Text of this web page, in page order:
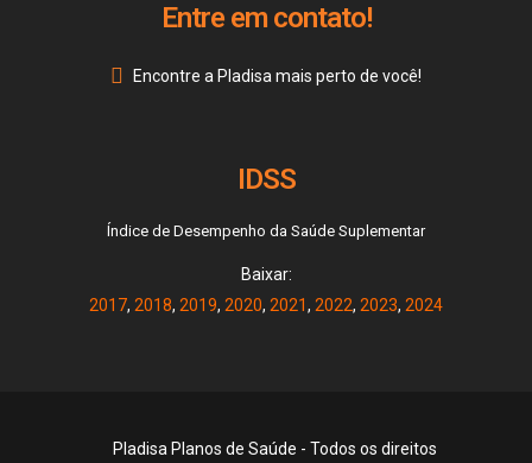
Entre em contato!
Encontre a Pladisa mais perto de você!
IDSS
Índice de Desempenho da Saúde Suplementar
Baixar:
2017, 2018, 2019, 2020, 2021, 2022, 2023, 2024
Pladisa Planos de Saúde - Todos os direitos